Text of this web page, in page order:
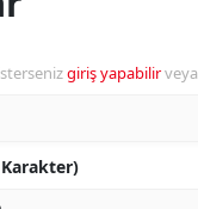
giriş yapabilirveya
Karakter)